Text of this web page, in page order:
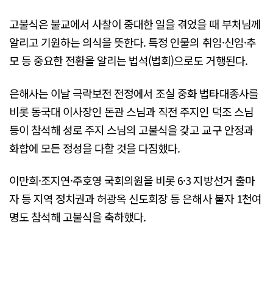
고불식은 불교에서 사찰이 중대한 일을 겪었을 때 부처님께
알리고 기원하는 의식을 뜻한다. 특정 인물의 취임·신임·추
모 등 중요한 전환을 알리는 법석(법회)으로도 거행된다.
은해사는 이날 극락보전 전정에서 조실 중화 법타대종사를
비롯 동국대 이사장인 돈관 스님과 직전 주지인 덕조 스님
등이 참석해 성로 주지 스님의 고불식을 갖고 교구 안정과
화합에 모든 정성을 다할 것을 다짐했다.
이만희·조지연·주호영 국회의원을 비롯 6·3 지방선거 출마
자 등 지역 정치권과 허광옥 신도회장 등 은해사 불자 1천여
명도 참석해 고불식을 축하했다.